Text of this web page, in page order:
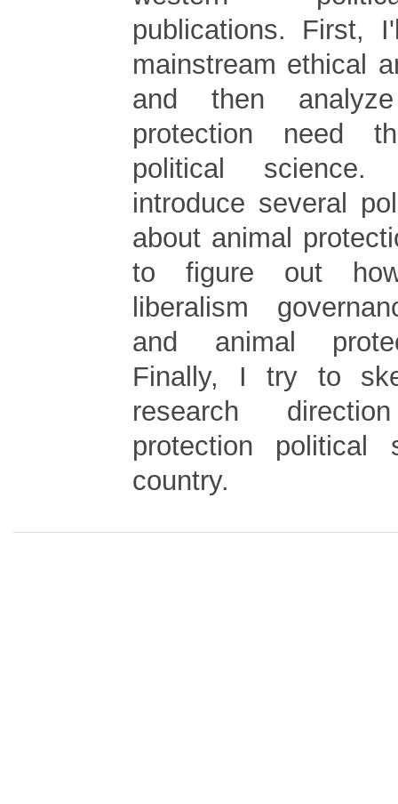
publications. First,
mainstream ethical
and then
protection need
political science.
introduce several
about animal
to figure out
liberalism
and animal
Finally, I try to
research
protection political
country.